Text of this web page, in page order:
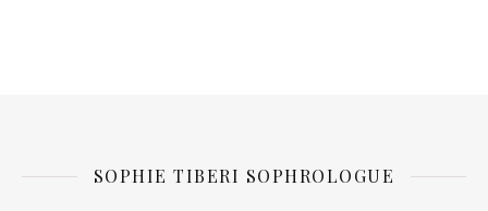
SOPHIE TIBERI SOPHROLOGUE